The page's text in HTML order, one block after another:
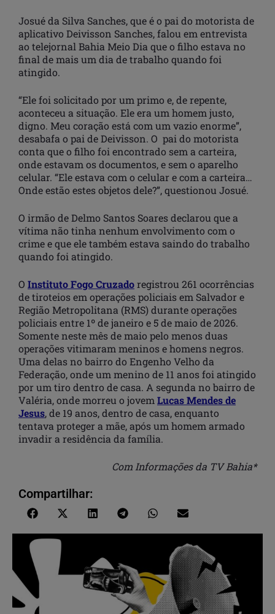
Josué da Silva Sanches, que é o pai do motorista de
aplicativo Deivisson Sanches, falou em entrevista
ao telejornal Bahia Meio Dia que o filho estava no
final de mais um dia de trabalho quando foi
atingido.
“Ele foi solicitado por um primo e, de repente,
aconteceu a situação. Ele era um homem justo,
digno. Meu coração está com um vazio enorme”,
desabafa o pai de Deivisson. O pai do motorista
conta que o filho foi encontrado sem a carteira,
onde estavam os documentos, e sem o aparelho
celular. “Ele estava com o celular e com a carteira…
Onde estão estes objetos dele?”, questionou Josué.
O irmão de Delmo Santos Soares declarou que a
vítima não tinha nenhum envolvimento com o
crime e que ele também estava saindo do trabalho
quando foi atingido.
O Instituto Fogo Cruzadoregistrou 261 ocorrências
de tiroteios em operações policiais em Salvador e
Região Metropolitana (RMS) durante operações
policiais entre 1º de janeiro e 5 de maio de 2026.
Somente neste mês de maio pelo menos duas
operações vitimaram meninos e homens negros.
Uma delas no bairro do Engenho Velho da
Federação, onde um menino de 11 anos foi atingido
por um tiro dentro de casa. A segunda no bairro de
Valéria, onde morreu o jovem Lucas Mendes de
Jesus, de 19 anos, dentro de casa, enquanto
tentava proteger a mãe, após um homem armado
invadir a residência da família.
Com Informações da TV Bahia*
Compartilhar: